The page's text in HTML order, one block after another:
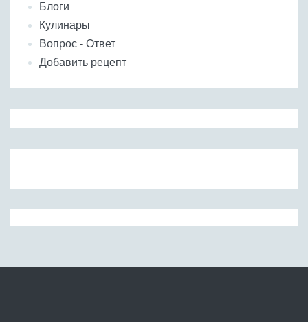
Блоги
Кулинары
Вопрос - Ответ
Добавить рецепт